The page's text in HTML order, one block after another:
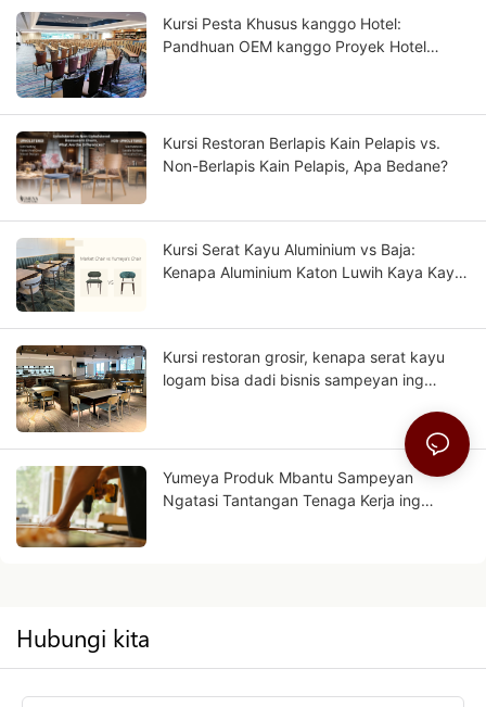
Kursi Pesta Khusus kanggo Hotel:
Pandhuan OEM kanggo Proyek Hotel
Kursi Restoran Berlapis Kain Pelapis vs.
Non-Berlapis Kain Pelapis, Apa Bedane?
Kursi Serat Kayu Aluminium vs Baja:
Kenapa Aluminium Katon Luwih Kaya Kayu
Kursi restoran grosir, kenapa serat kayu
logam bisa dadi bisnis sampeyan ing
Yumeya Produk Mbantu Sampeyan
Ngatasi Tantangan Tenaga Kerja ing
Hubungi kita